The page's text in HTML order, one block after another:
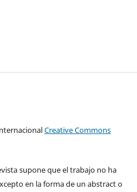
Creative Commons
supone que el trabajo no ha
en la forma de un abstract o